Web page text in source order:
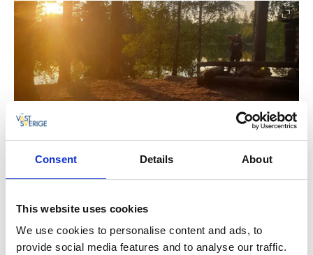
Consent Details About
This website uses cookies
We use cookies to personalise content and ads, to
provide social media features and to analyse our traffic.